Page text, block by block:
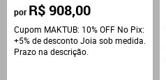
por R$ 908,00
Cupom MAKTUB: 10% OFF No Pix:
+5% de desconto Joia sob medida.
Prazo na descrição.